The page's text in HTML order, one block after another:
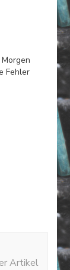
Fehler
Artikel